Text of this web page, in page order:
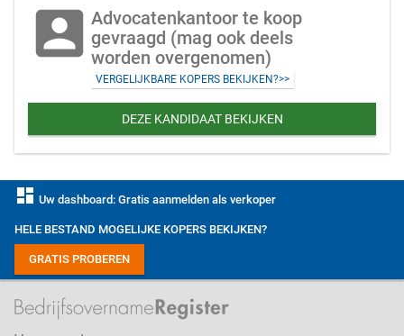
account_box Advocatenkantoor te koop
gevraagd (mag ook deels
worden overgenomen)
VERGELIJKBARE KOPERS BEKIJKEN?>>
DEZE KANDIDAAT BEKIJKEN
dashboard Uw dashboard: Gratis aanmelden als verkoper
HELE BESTAND MOGELIJKE KOPERS BEKIJKEN?
GRATIS PROBEREN